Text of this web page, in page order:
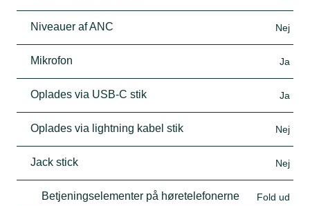
Niveauer af ANC Nej
Mikrofon Ja
Oplades via USB-C stik Ja
Oplades via lightning kabel stik Nej
Jack stick Nej
Betjeningselementer på høretelefonerne Fold ud